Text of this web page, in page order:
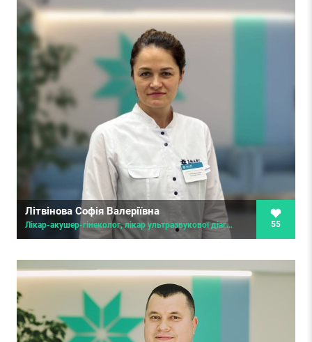
55
Літвінова Софія Валеріївна
Лікар-акушер-гінеколог, лікар ультразвукової діагностики